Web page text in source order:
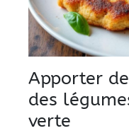
Apporter
des
verte